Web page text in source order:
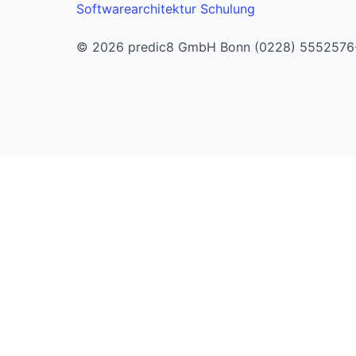
Softwarearchitektur Schulung
© 2026 predic8 GmbH Bonn (0228)